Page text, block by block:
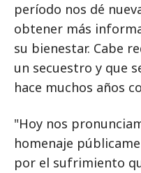
período nos dé
obtener más
su bienestar. Cabe
un secuestro y que
hace muchos años
"Hoy nos
homenaje
por el sufrimiento